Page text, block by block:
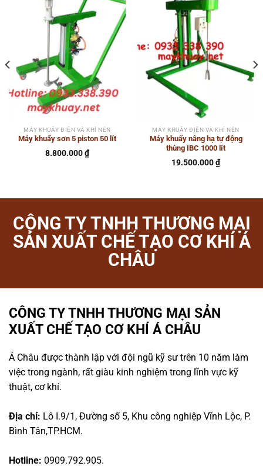
MÁY KHUẤY ĐIỆN VÀ KHÍ NÉN
Máy khuấy sơn 5 piston 50 lít
8.800.000₫
MÁY KHUẤY ĐIỆN VÀ KHÍ NÉN
Máy khuấy nâng hạ tự động
thùng IBC 1000 lít
19.500.000₫
CÔNG TY TNHH THƯƠNG MẠI
SẢN XUẤT CHẾ TẠO CƠ KHÍ Á
CHÂU
CÔNG TY TNHH THƯƠNG MẠI SẢN
XUẤT CHẾ TẠO CƠ KHÍ Á CHÂU
Á Châu được thành lập với đội ngũ kỹ sư trên 10 năm làm
việc trong ngành, rất giàu kinh nghiệm trong lĩnh vực kỹ
thuật, cơ khí.
Địa chỉ: Lô I.9/1, Đường số 5, Khu công nghiệp Vĩnh Lộc, P.
Bình Tân,TP.HCM.
Hotline: 0909.792.905.